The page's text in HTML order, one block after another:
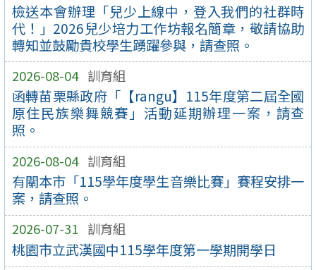
檢送本會辦理「兒少上線中，登入我們的社群時
代！」2026兒少培力工作坊報名簡章，敬請協助
轉知並鼓勵貴校學生踴躍參與，請查照。
2026-08-04 訓育組
函轉苗栗縣政府「【rangu】115年度第二屆全國
原住民族樂舞競賽」活動延期辦理一案，請查
照。
2026-08-04 訓育組
有關本市「115學年度學生音樂比賽」賽程安排一
案，請查照。
2026-07-31 訓育組
桃園市立武漢國中115學年度第一學期開學日